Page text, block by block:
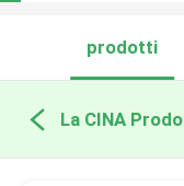
prodotti
La CINA